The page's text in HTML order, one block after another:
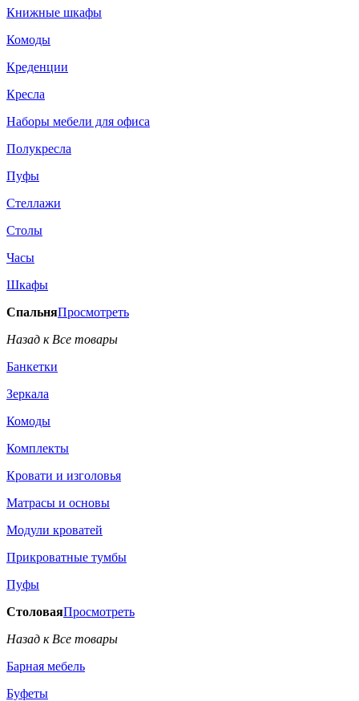
Книжные шкафы
Комоды
Креденции
Кресла
Наборы мебели для офиса
Полукресла
Пуфы
Стеллажи
Столы
Часы
Шкафы
СпальняПросмотреть
Назад к Все товары
Банкетки
Зеркала
Комоды
Комплекты
Кровати и изголовья
Матрасы и основы
Модули кроватей
Прикроватные тумбы
Пуфы
СтоловаяПросмотреть
Назад к Все товары
Барная мебель
Буфеты